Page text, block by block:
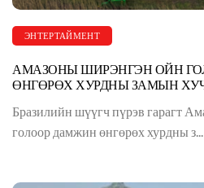
ЭНТЕРТАЙМЕНТ
АМАЗОНЫ ШИРЭНГЭН ОЙН
ӨНГӨРӨХ ХУРДНЫ ЗАМЫН
Бразилийн шүүгч пүрэв гарагт
голоор дамжин өнгөрөх хурдны з...